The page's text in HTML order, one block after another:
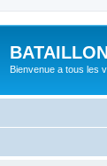
Bienvenue a tous les